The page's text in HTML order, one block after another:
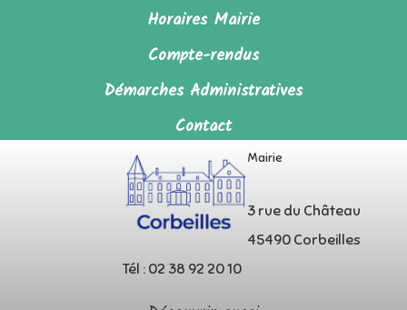
Horaires Mairie
Compte-rendus
Démarches Administratives
Contact
Mairie
3 rue du Château
45490 Corbeilles
Tél : 02 38 92 20 10